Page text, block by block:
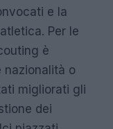
e la
Per le
è
nazionalità o
migliorati gli
dei